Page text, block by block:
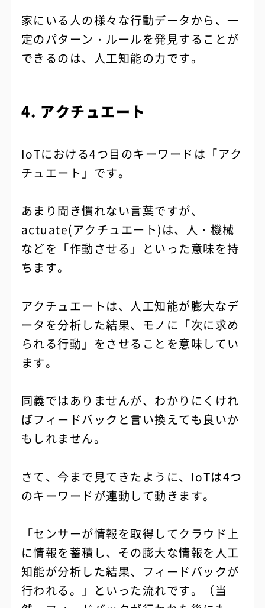
家にいる人の様々な行動データから、一
定のパターン・ルールを発見することが
できるのは、人工知能の力です。
4. アクチュエート
IoTにおける4つ目のキーワードは「アク
チュエート」です。
あまり聞き慣れない言葉ですが、
actuate(アクチュエート)は、人・機械
などを「作動させる」といった意味を持
ちます。
アクチュエートは、人工知能が膨大なデ
ータを分析した結果、モノに「次に求め
られる行動」をさせることを意味してい
ます。
同義ではありませんが、わかりにくけれ
ばフィードバックと言い換えても良いか
もしれません。
さて、今まで見てきたように、IoTは4つ
のキーワードが連動して動きます。
「センサーが情報を取得してクラウド上
に情報を蓄積し、その膨大な情報を人工
知能が分析した結果、フィードバックが
行われる。」といった流れです。（当